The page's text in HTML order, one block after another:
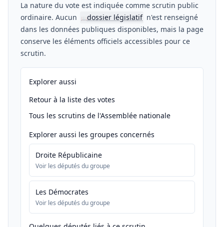
La nature du vote est indiquée comme scrutin public
ordinaire. Aucun
📖dossier législatif n'est renseigné
dans les données publiques disponibles, mais la page
conserve les éléments officiels accessibles pour ce
scrutin.
Explorer aussi
Retour à la liste des votes
Tous les scrutins de l'Assemblée nationale
Explorer aussi les groupes concernés
Droite Républicaine
Voir les députés du groupe
Les Démocrates
Voir les députés du groupe